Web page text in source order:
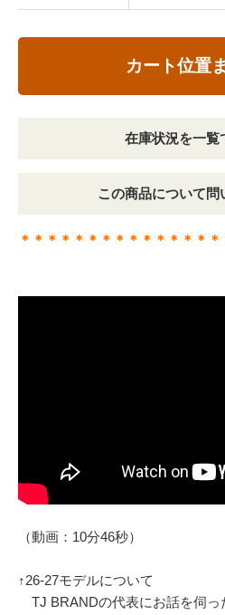
カート位置
在庫状況を一覧
この商品について問
＊＊＊＊＊＊＊＊＊＊＊＊＊＊＊
（動画：10分46秒）
↑26-27モデルについて
TJ BRANDの代表にお話を伺っ